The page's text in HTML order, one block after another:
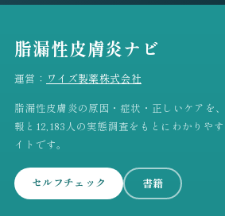
脂漏性皮膚炎ナビ
運営： ワイズ製薬株式会社
脂漏性皮膚炎の原因・症状・正しいケアを
報と12,183人の実態調査をもとにわかりや
イトです。
セルフチェック 書籍